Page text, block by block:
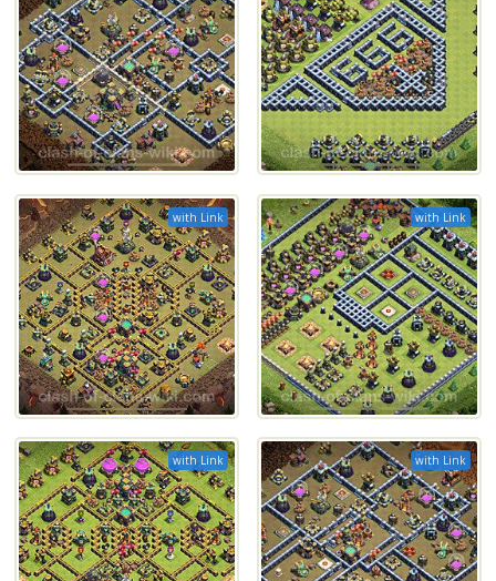
with Link with Link
with Link with Link